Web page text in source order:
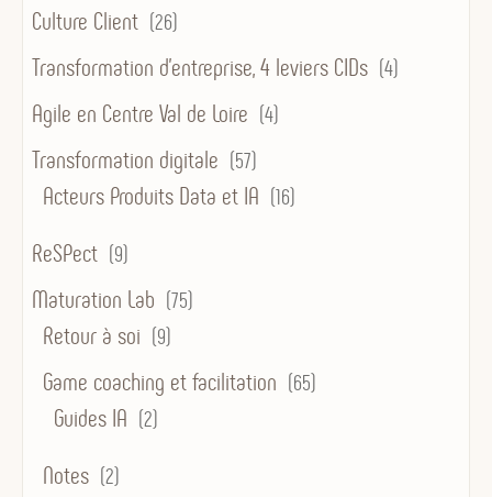
Culture Client (26)
Transformation d’entreprise, 4 leviers CIDs (4)
Agile en Centre Val de Loire (4)
Transformation digitale (57)
Acteurs Produits Data et IA (16)
ReSPect (9)
Maturation Lab (75)
Retour à soi (9)
Game coaching et facilitation (65)
Guides IA (2)
Notes (2)